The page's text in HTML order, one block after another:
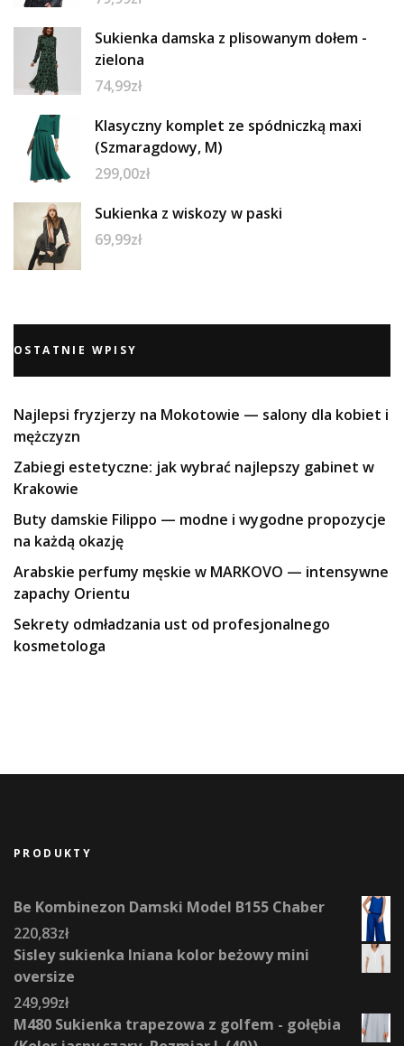
Sukienka damska z plisowanym dołem -
zielona
74,99zł
Klasyczny komplet ze spódniczką maxi
(Szmaragdowy, M)
299,00zł
Sukienka z wiskozy w paski
69,99zł
OSTATNIE WPISY
Najlepsi fryzjerzy na Mokotowie — salony dla kobiet i
mężczyzn
Zabiegi estetyczne: jak wybrać najlepszy gabinet w
Krakowie
Buty damskie Filippo — modne i wygodne propozycje
na każdą okazję
Arabskie perfumy męskie w MARKOVO — intensywne
zapachy Orientu
Sekrety odmładzania ust od profesjonalnego
kosmetologa
PRODUKTY
Be Kombinezon Damski Model B155 Chaber
220,83zł
Sisley sukienka lniana kolor beżowy mini
oversize
249,99zł
M480 Sukienka trapezowa z golfem - gołębia